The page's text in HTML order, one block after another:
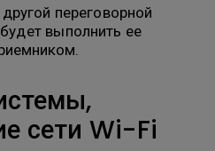
переговорной
выполнить ее
сети Wi-Fi